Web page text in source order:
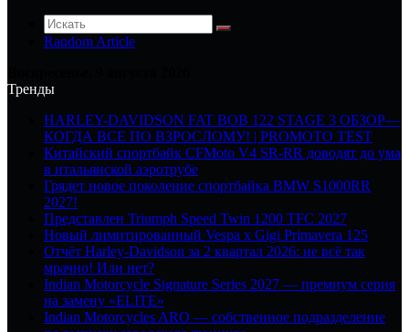
Random Article
Тренды
HARLEY-DAVIDSON FAT BOB 122 STAGE 3 ОБЗОР—
КОГДА ВСЕ ПО ВЗРОСЛОМУ! | PROMOTO TEST
Китайский спортбайк CFMoto V4 SR-RR доводят до ума
в итальянской аэротрубе
Грядет новое поколение спортбайка BMW S1000RR
2027!
Представлен Triumph Speed Twin 1200 TFC 2027
Новый лимитированный Vespa x Gigi Primavera 125
Отчёт Harley-Davidson за 2 квартал 2026: не всё так
мрачно! Или нет?
Indian Motorcycle Signature Series 2027 — премиум серия
на замену «ELITE»
Indian Motorcycles ARO — собственное подразделение